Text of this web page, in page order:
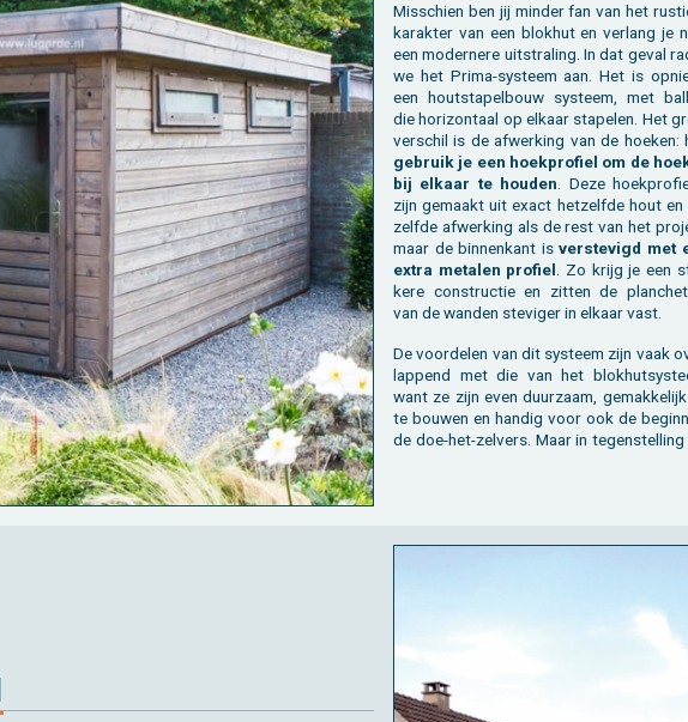
Mis­schien ben jij min­der fan van het
ka­rak­ter van een blok­hut en ver­lang je
een mo­der­ne­re uit­stra­ling. In dat geval
we het Prima-sys­teem aan. Het is
een hout­sta­pel­bouw sys­teem, met
die ho­ri­zon­taal op el­kaar sta­pe­len. Het
ver­schil is de af­wer­king van de hoe­ken:
ge­bruik je een hoek­pro­fiel om de
bij el­kaar te hou­den. Deze
zijn ge­maakt uit exact het­zelf­de hout
zelf­de af­wer­king als de rest van het
maar de bin­nen­kant is ver­ste­vigd met
extra me­ta­len pro­fiel. Zo krijg je een
ke­re con­struc­tie en zit­ten de
van de wan­den ste­vi­ger in el­kaar vast.
De voor­de­len van dit sys­teem zijn vaak
lap­pend met die van het
want ze zijn even duur­zaam,
te bou­wen en han­dig voor ook de
de doe-het-zel­vers. Maar in